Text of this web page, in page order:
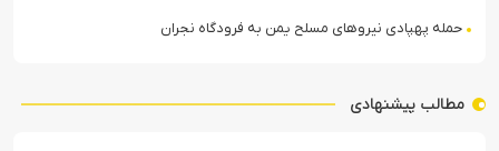
حمله پهپادی نیروهای مسلح یمن به فرودگاه نجران
مطالب پیشنهادی